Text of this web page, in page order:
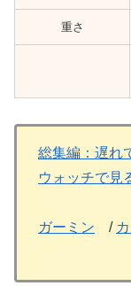
重さ
総集編：遅れ
ウォッチで見
ガーミン /